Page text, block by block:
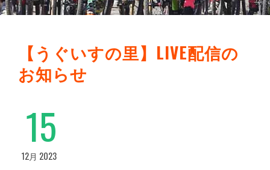
【うぐいすの里】LIVE配信の
お知らせ
15
12月 2023